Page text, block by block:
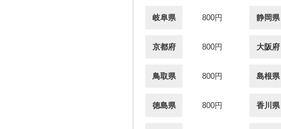
岐阜県 800円 静岡県
京都府 800円 大阪府
鳥取県 800円 島根県
徳島県 800円 香川県